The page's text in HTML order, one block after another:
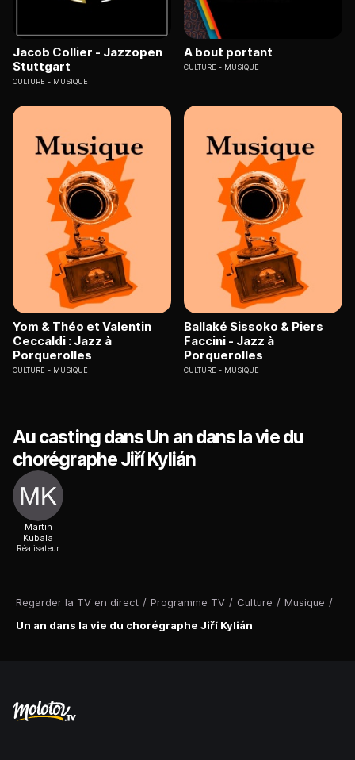
Regarder la TV en direct / Programme TV / Culture / Musique /
Un an dans la vie du chorégraphe Jiří Kylián
Jacob Collier - Jazzopen
Stuttgart
CULTURE MUSIQUE
A bout portant
CULTURE MUSIQUE
Yom & Théo et Valentin
Ceccaldi : Jazz à
Porquerolles
CULTURE MUSIQUE
Ballaké Sissoko & Piers
Faccini - Jazz à
Porquerolles
CULTURE MUSIQUE
Au casting dans Un an dans la vie du
chorégraphe Jiří Kylián
Martin
Kubala
Réalisateur